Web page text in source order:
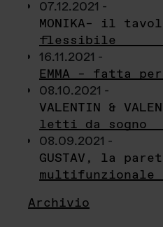
07.12.2021 -
MONIKA– il
flessibile
16.11.2021 -
EMMA – fatta
08.10.2021 -
VALENTIN &
letti da sogno
08.09.2021 -
GUSTAV, la
Archivio